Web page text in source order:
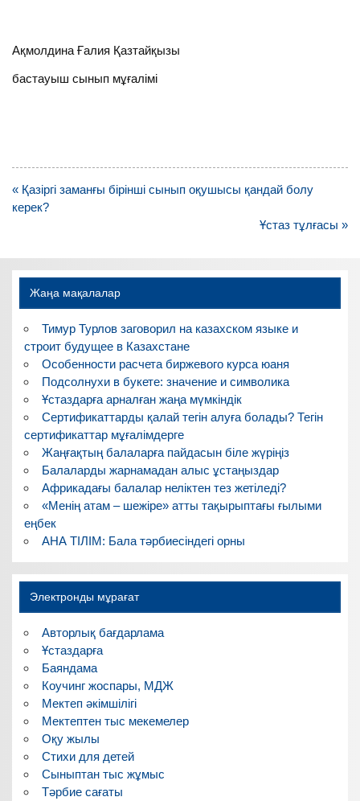
Ақмолдина Ғалия Қазтайқызы
бастауыш сынып мұғалімі
Навигация
по
« Қазіргі заманғы бірінші сынып оқушысы қандай болу
керек?
Ұстаз тұлғасы »
Жаңа мақалалар
Тимур Турлов заговорил на казахском языке и
строит будущее в Казахстане
Особенности расчета биржевого курса юаня
Подсолнухи в букете: значение и символика
Ұстаздарға арналған жаңа мүмкіндік
Сертификаттарды қалай тегін алуға болады? Тегін
сертификаттар мұғалімдерге
Жаңғақтың балаларға пайдасын біле жүріңіз
Балаларды жарнамадан алыс ұстаңыздар
Африкадағы балалар неліктен тез жетіледі?
«Менің атам – шежіре» атты тақырыптағы ғылыми
еңбек
АНА ТІЛІМ: Бала тәрбиесіндегі орны
Электронды мұрағат
Авторлық бағдарлама
Ұстаздарға
Баяндама
Коучинг жоспары, МДЖ
Мектеп әкімшілігі
Мектептен тыс мекемелер
Оқу жылы
Стихи для детей
Сыныптан тыс жұмыс
Тәрбие сағаты